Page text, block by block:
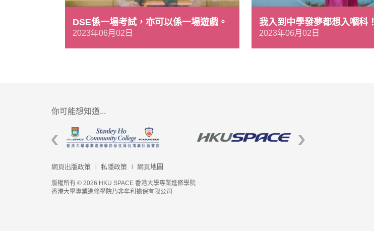
DSE係一場考試，亦可以係一場遊戲。
2023年06月02日
我入到中學發夢都想入嗰科！
2023年06月02日
你可能想知道...
網頁出版政策 私隱政策 網頁地圖
版權所有 © 2026 HKU SPACE 香港大學專業進修學院
香港大學專業進修學院乃非牟利擔保有限公司